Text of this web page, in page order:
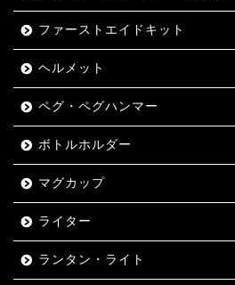
ファーストエイドキット
ヘルメット
ペグ・ペグハンマー
ボトルホルダー
マグカップ
ライター
ランタン・ライト